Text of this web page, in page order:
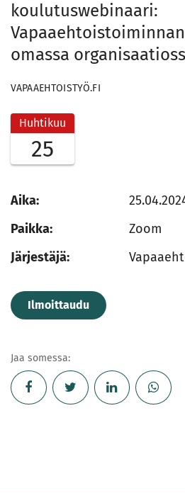
koulutuswebinaari:
omassa
VAPAAEHTOISTYÖ.FI
Huhtikuu
25
Aika:
Paikka:
Zoom
Järjestäjä:
Ilmoittaudu
Jaa somessa: